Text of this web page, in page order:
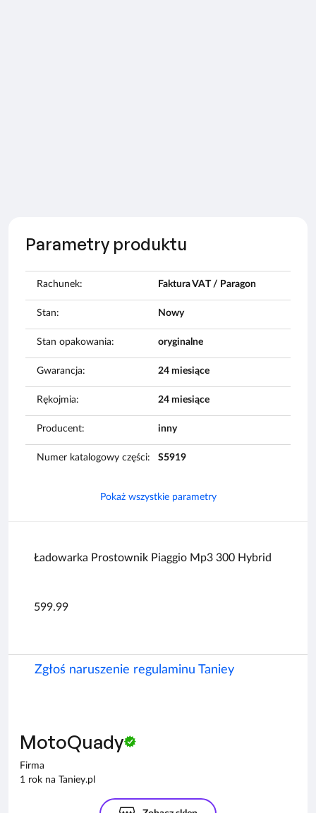
Parametry produktu
Rachunek: Faktura VAT / Paragon
Stan: Nowy
Stan opakowania: oryginalne
Gwarancja: 24 miesiące
Rękojmia: 24 miesiące
Producent: inny
Numer katalogowy części: S5919
Pokaż wszystkie parametry
Ładowarka Prostownik Piaggio Mp3 300 Hybrid
599.99
Zgłoś naruszenie regulaminu Taniey
MotoQuady
Firma
1 rok na Taniey.pl